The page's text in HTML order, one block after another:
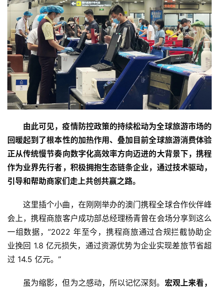
由此可见，疫情防控政策的持续松动为全球旅游市场的
回暖起到了根本性的加热作用、叠加目前全球旅游消费体验
正从传统慢节奏向数字化高效率方向迈进的大背景下，携程
作为业界先行者，积极拥抱生态链条企业，通过技术驱动，
引导和帮助商家们走上共创共赢之路。
这里插个小曲，在刚刚举办的澳门携程全球合作伙伴峰
会上，携程商旅客户成功部总经理杨青曾在会场分享到这么
一组数据，”2022 年至今，携程商旅通过合规拦截协助企
业挽回 1.8 亿元损失，通过资源优势为企业实现差旅节省超
过 14.5 亿元。”
虽为缩影，但为之感动，所以记忆深刻。 宏观上来看，